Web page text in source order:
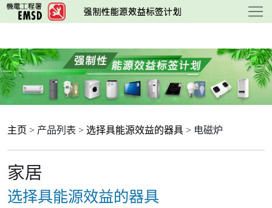
跳
至
要
内
容
主页 > 产品列表 > 选择具能源效益的器具 > 电磁炉
家居
选择具能源效益的器具